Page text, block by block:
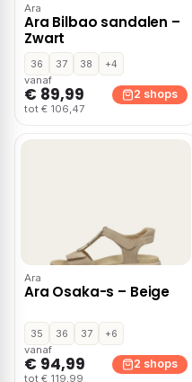
Ara
Ara Bilbao sandalen –
Zwart
36 37 38
+4
vanaf
€ 89,99
tot € 106,47
2 shops
Ara
Ara Osaka-s – Beige
35 36 37
+6
vanaf
€ 94,99
tot € 119,99
2 shops